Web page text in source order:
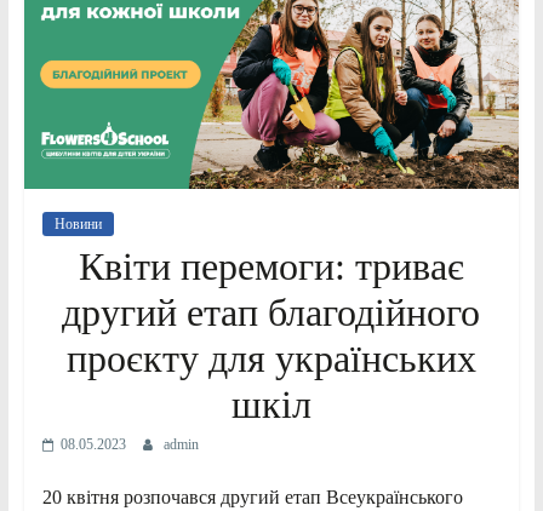
Новини
Квіти перемоги: триває
другий етап благодійного
проєкту для українських
шкіл
08.05.2023 admin
20 квітня розпочався другий етап Всеукраїнського